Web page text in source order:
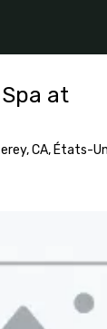
at
CA, États-